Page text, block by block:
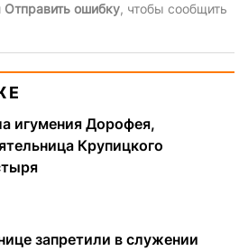
Отправить ошибку, чтобы сообщить
игумения Дорофея,
Крупицкого
запретили в служении